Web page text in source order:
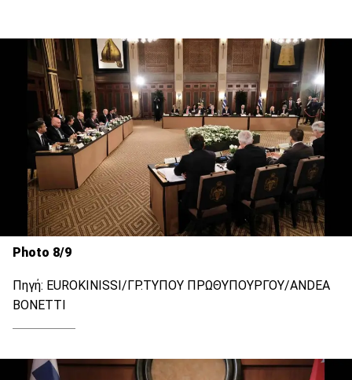
Photo 8/9
Πηγή: EUROKINISSI/ΓΡ.ΤΥΠΟΥ ΠΡΩΘΥΠΟΥΡΓΟΥ/ANDEA
BONETTΙ